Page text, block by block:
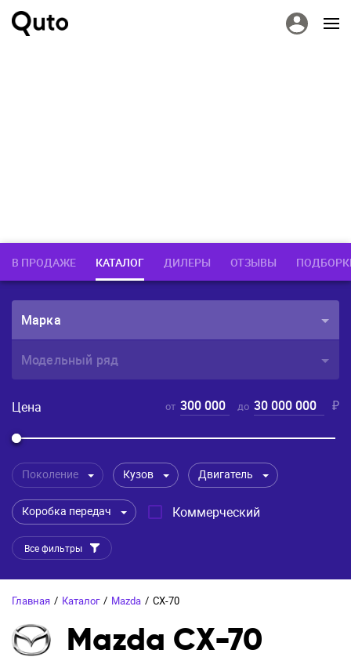
В ПРОДАЖЕ КАТАЛОГ ДИЛЕРЫ ОТЗЫВЫ
Марка
Модельный ряд
Цена от 300 000 до 30 000 000 ₽
Поколение Кузов Двигатель
Коробка передач Коммерческий
Все фильтры
Главная / Каталог / Mazda / CX-70
Mazda CX-70